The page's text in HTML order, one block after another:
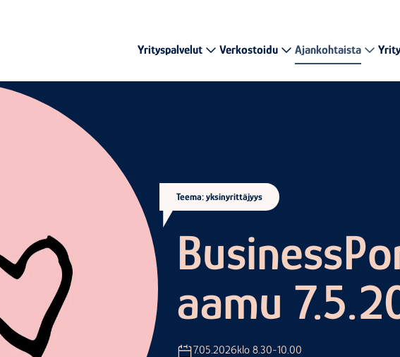
Yrityspalvelut Verkostoidu Ajankohtaista
Teema: yksinyrittäjyys
aamu
7.05.2026klo 8.30-10.00